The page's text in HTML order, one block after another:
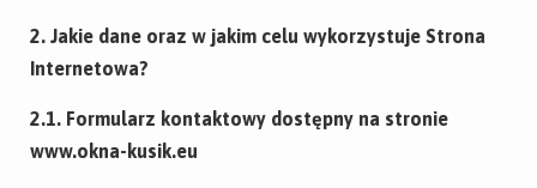
2. Jakie dane oraz w jakim celu wykorzystuje Strona
Internetowa?
2.1. Formularz kontaktowy dostępny na stronie
www.okna-kusik.eu